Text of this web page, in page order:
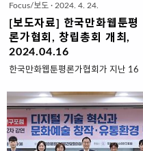
제로 AI 콘텐츠 창작의 활성화와 대중
화를 위해 올해 첫선을 보이는 행사
다.[중략]블링크먼의 기조강연에 뒤이
어 ‘창작과 산업의 경계에서 AI를 바
라보다’를 주제로 한 대담이 열린
미치는 영향을 살펴보는 대담 코너엔
‘공포의 외인구단’, ‘아마게돈’ 등의 작
가 이현세 ..
Focus/보도 · 2024. 4. 24.
[보도자료] 한국만화웹툰평
론가협회, 창립총회 개최,
2024.04.16
한국만화웹툰평론가협회가 지난 16
의실에서 창립총회를 개최했다.해당
협회는 대한민국 최초로 사단법인을
진행한 만화웹툰평론가협회다.이날
창립총회에서는 협회 초대 회장으로